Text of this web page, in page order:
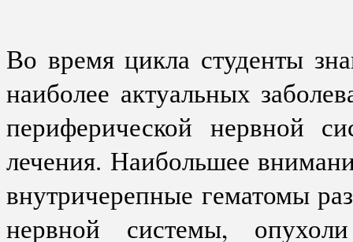
Во время цикла студенты
наиболее актуальных
периферической нервной
лечения. Наибольшее
внутричерепные гематомы
нервной системы,